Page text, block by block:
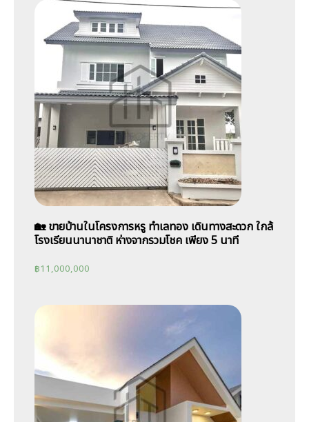
🏡 ขายบ้านในโครงการหรู ทำเลทอง เดินทางสะดวก ใกล้
โรงเรียนนานาชาติ ห่างจากรวมโชค เพียง 5 นาที
฿11,000,000